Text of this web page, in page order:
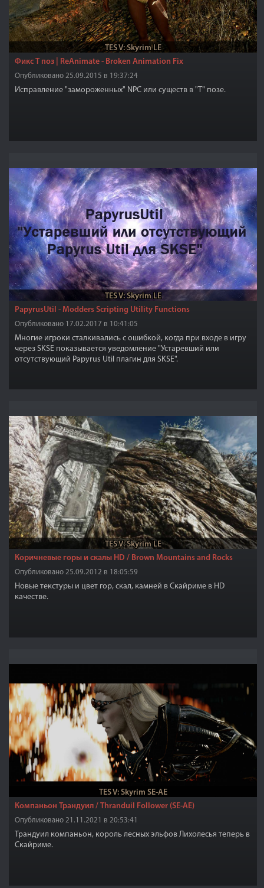
TES V: Skyrim LE
Фикс Т поз | ReAnimate - Broken Animation Fix
Опубликовано 25.09.2015 в 19:37:24
Исправление "замороженных" NPC или существ в "Т" позе.
TES V: Skyrim LE
PapyrusUtil - Modders Scripting Utility Functions
Опубликовано 17.02.2017 в 10:41:05
Многие игроки сталкивались с ошибкой, когда при входе в игру
через SKSE показывается уведомление "Устаревший или
отсутствующий Papyrus Util плагин для SKSE".
TES V: Skyrim LE
Коричневые горы и скалы HD / Brown Mountains and Rocks
Опубликовано 25.09.2012 в 18:05:59
Новые текстуры и цвет гор, скал, камней в Скайриме в HD
качестве.
TES V: Skyrim SE-AE
Компаньон Трандуил / Thranduil Follower (SE-AE)
Опубликовано 21.11.2021 в 20:53:41
Трандуил компаньон, король лесных эльфов Лихолесья теперь в
Скайриме.